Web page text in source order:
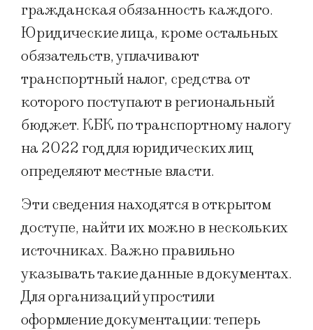
гражданская обязанность каждого.
Юридические лица, кроме остальных
обязательств, уплачивают
транспортный налог, средства от
которого поступают в региональный
бюджет. КБК по транспортному налогу
на 2022 год для юридических лиц
определяют местные власти.
Эти сведения находятся в открытом
доступе, найти их можно в нескольких
источниках. Важно правильно
указывать такие данные в документах.
Для организаций упростили
оформление документации: теперь